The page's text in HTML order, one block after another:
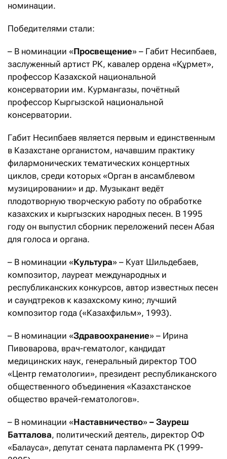
номинации.
Победителями стали:
– В номинации «Просвещение» – Габит Несипбаев,
заслуженный артист РК, кавалер ордена «Құрмет»,
профессор Казахской национальной
консерватории им. Курмангазы, почётный
профессор Кыргызской национальной
консерватории.
Габит Несипбаев является первым и единственным
в Казахстане органистом, начавшим практику
филармонических тематических концертных
циклов, среди которых «Орган в ансамблевом
музицировании» и др. Музыкант ведёт
плодотворную творческую работу по обработке
казахских и кыргызских народных песен. В 1995
году он выпустил сборник переложений песен Абая
для голоса и органа.
– В номинации «Культура» – Куат Шильдебаев,
композитор, лауреат международных и
республиканских конкурсов, автор известных песен
и саундтреков к казахскому кино; лучший
композитор года («Казахфильм», 1993).
– В номинации «Здравоохранение» – Ирина
Пивоварова, врач-гематолог, кандидат
медицинских наук, генеральный директор ТОО
«Центр гематологии», президент республиканского
общественного объединения «Казахстанское
общество врачей-гематологов».
– В номинации «Наставничество» – Зауреш
Батталова, политический деятель, директор ОФ
«Балауса», депутат сената парламента РК (1999-